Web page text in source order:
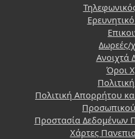
Δωρεές/
Ανοιχτά
Όροι
Πολιτική Απορρήτου
Προστασία Δεδομένων
Χάρτες